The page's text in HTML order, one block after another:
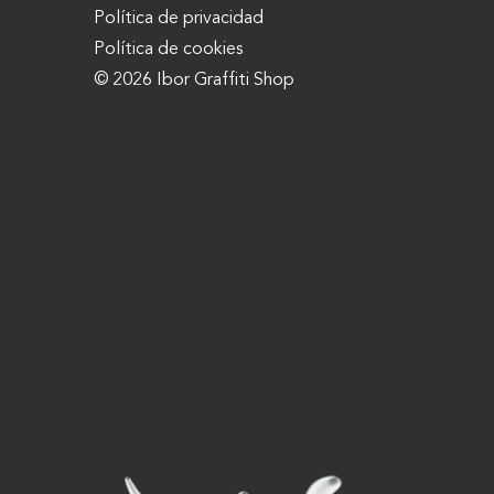
Política de privacidad
Política de cookies
© 2026 Ibor Graffiti Shop